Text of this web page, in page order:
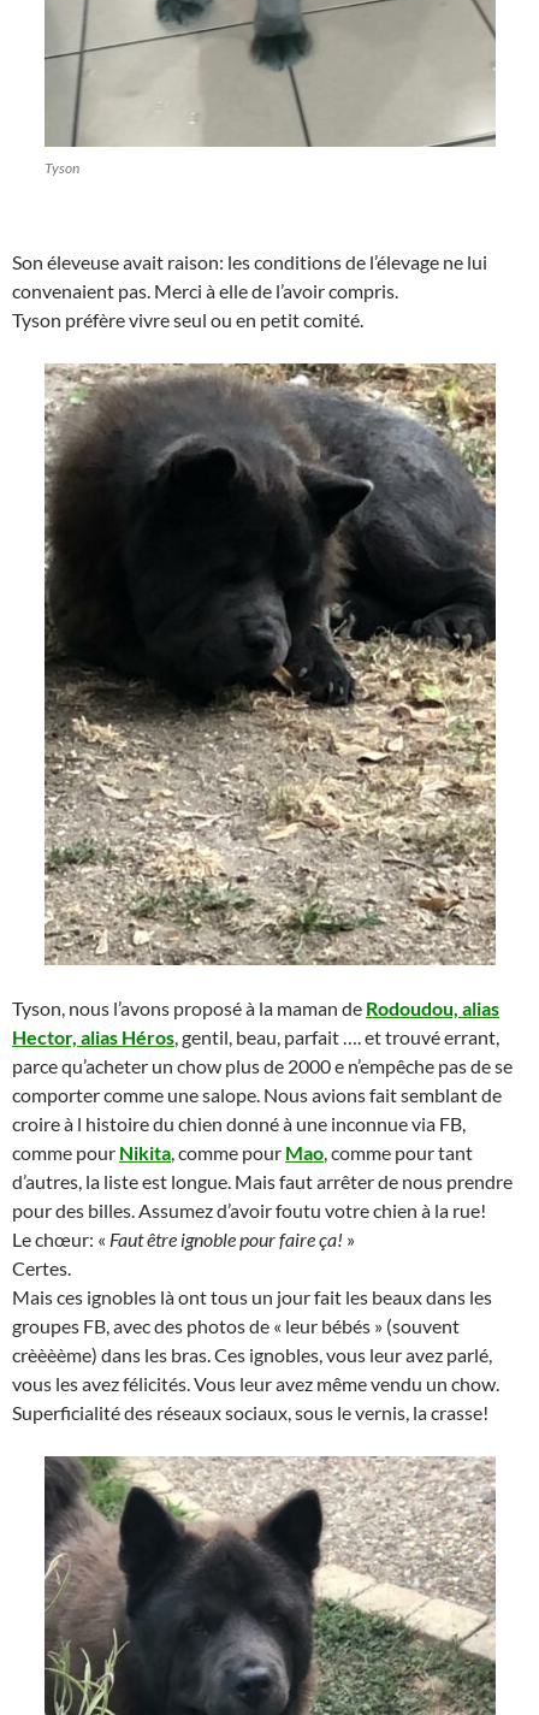
Tyson
Son éleveuse avait raison: les conditions de l’élevage ne lui
convenaient pas. Merci à elle de l’avoir compris.
Tyson préfère vivre seul ou en petit comité.
Tyson, nous l’avons proposé à la maman de Rodoudou, alias
Hector, alias Héros , gentil, beau, parfait …. et trouvé errant,
parce qu’acheter un chow plus de 2000 e n’empêche pas de se
comporter comme une salope. Nous avions fait semblant de
croire à l histoire du chien donné à une inconnue via FB,
comme pour Nikita , comme pour Mao , comme pour tant
d’autres, la liste est longue. Mais faut arrêter de nous prendre
pour des billes. Assumez d’avoir foutu votre chien à la rue!
Le chœur: « Faut être ignoble pour faire ça! »
Certes.
Mais ces ignobles là ont tous un jour fait les beaux dans les
groupes FB, avec des photos de « leur bébés » (souvent
crèèèème) dans les bras. Ces ignobles, vous leur avez parlé,
vous les avez félicités. Vous leur avez même vendu un chow.
Superficialité des réseaux sociaux, sous le vernis, la crasse!